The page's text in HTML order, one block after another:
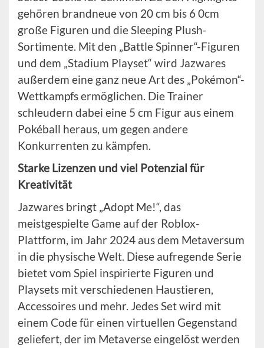
gehören brandneue von 20 cm bis 6 0cm
große Figuren und die Sleeping Plush-
Sortimente. Mit den „Battle Spinner“-Figuren
und dem „Stadium Playset“ wird Jazwares
außerdem eine ganz neue Art des „Pokémon“-
Wettkampfs ermöglichen. Die Trainer
schleudern dabei eine 5 cm Figur aus einem
Pokéball heraus, um gegen andere
Konkurrenten zu kämpfen.
Starke Lizenzen und viel Potenzial für
Kreativität
Jazwares bringt „Adopt Me!“, das
meistgespielte Game auf der Roblox-
Plattform, im Jahr 2024 aus dem Metaversum
in die physische Welt. Diese aufregende Serie
bietet vom Spiel inspirierte Figuren und
Playsets mit verschiedenen Haustieren,
Accessoires und mehr. Jedes Set wird mit
einem Code für einen virtuellen Gegenstand
geliefert, der im Metaverse eingelöst werden